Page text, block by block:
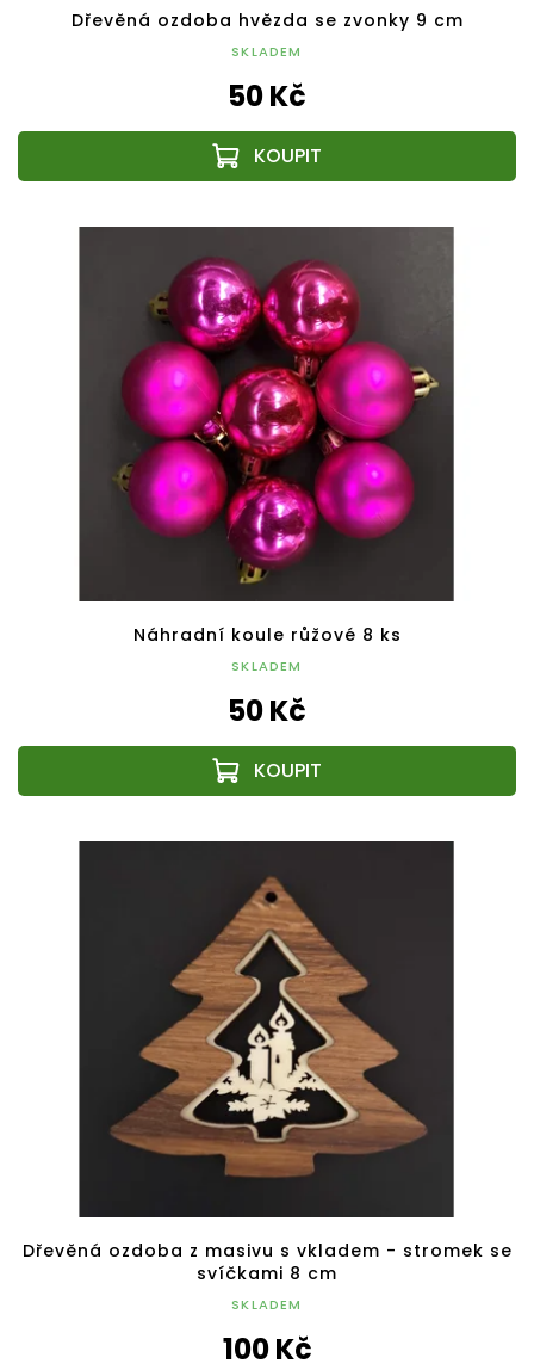
Dřevěná ozdoba hvězda se zvonky 9 cm
SKLADEM
50 Kč
Náhradní koule růžové 8 ks
SKLADEM
50 Kč
Dřevěná ozdoba z masivu s vkladem - stromek se
svíčkami 8 cm
SKLADEM
100 Kč